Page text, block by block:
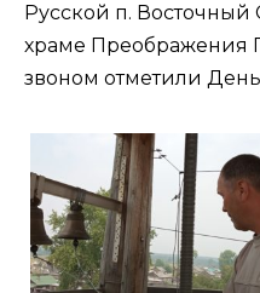
Русской п.
храме Преображения
звоном отметили